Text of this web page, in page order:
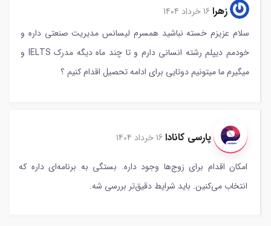
زهرا 16 خرداد 1404
سلام عزیزم خسته نباشید همسرم لیسانس مدیریت صنعتی داره و
خودمم دیپلم رشته انسانی دارم و تا چند ماه دیگه مدرک IELTS و
میگیرم ما میتونیم دوتایی برای ادامه تحصیل اقدام کنیم ؟
پارسی کانادا 16 خرداد 1404
امکان اقدام برای زوج‌ها وجود داره. بستگی به برنامه‌ای داره که
انتخاب می‌کنین. باید شرایط دقیق‌تر بررسی شه.